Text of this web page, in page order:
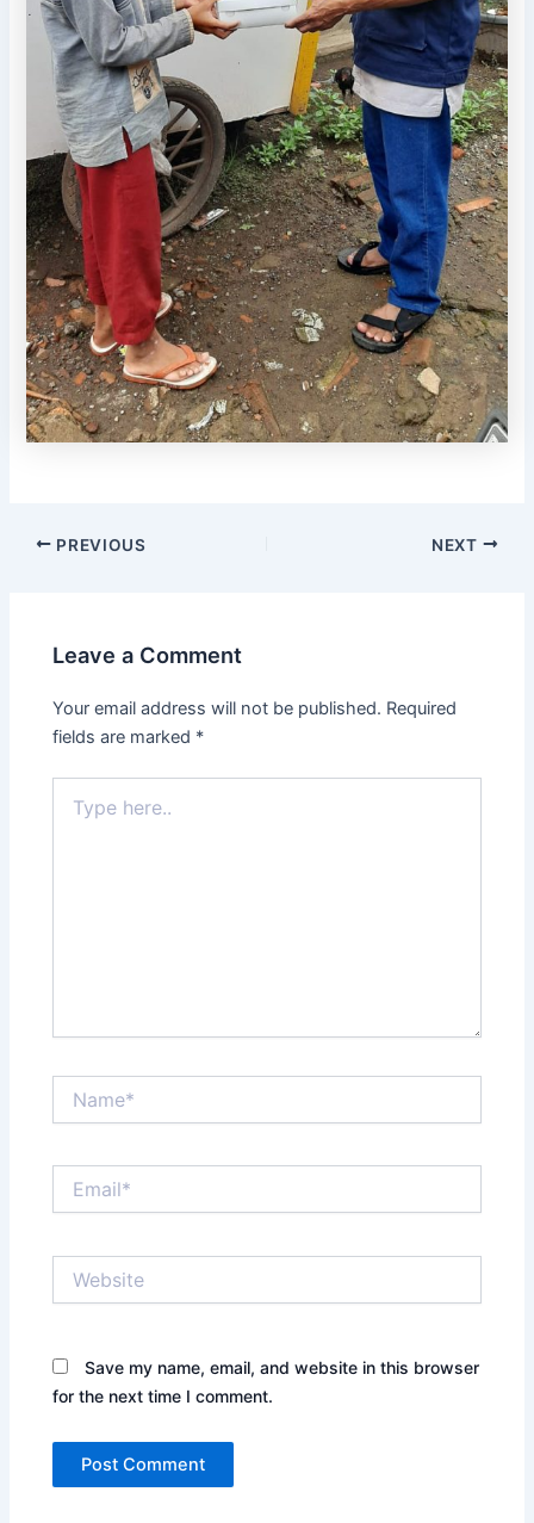
PREVIOUS NEXT
Leave a Comment
Your email address will not be published. Required
fields are marked *
here..
Save my name, email, and website in this browser
for the next time I comment.